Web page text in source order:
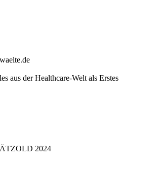
aus der Healthcare-Welt als Erstes
2024